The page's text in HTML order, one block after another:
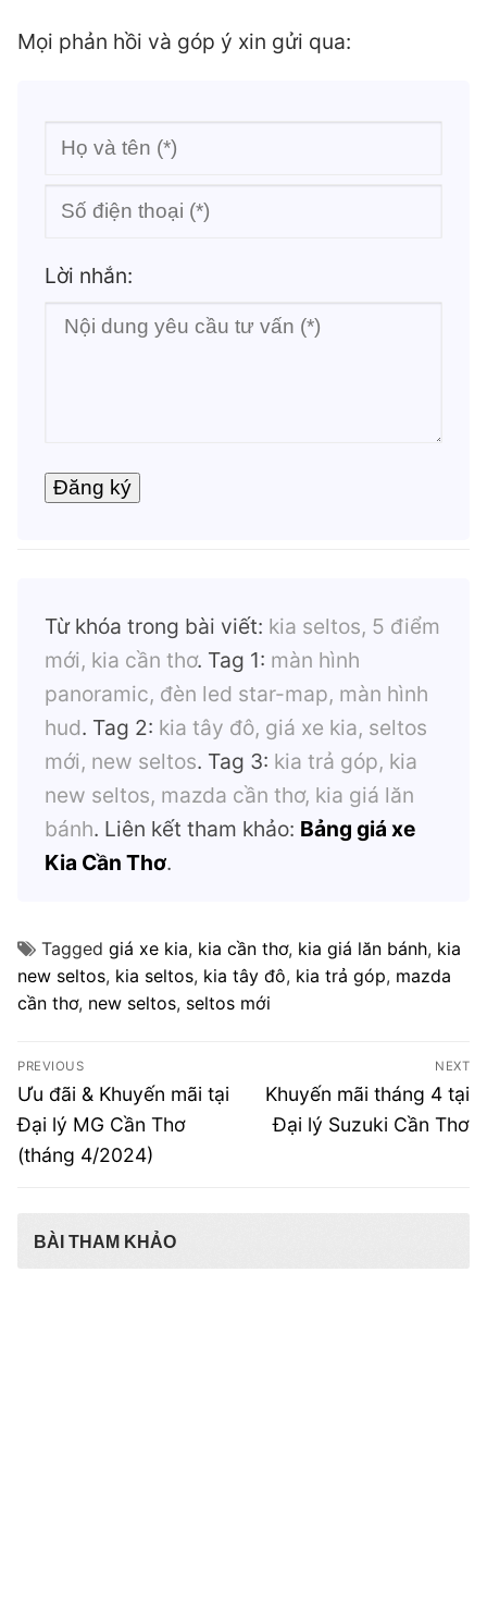
Mọi phản hồi và góp ý xin gửi qua:
Lời nhắn:
Từ khóa trong bài viết: kia seltos, 5 điểm
mới, kia cần thơ. Tag 1: màn hình
panoramic, đèn led star-map, màn hình
hud. Tag 2: kia tây đô, giá xe kia, seltos
mới, new seltos. Tag 3: kia trả góp, kia
new seltos, mazda cần thơ, kia giá lăn
bánh. Liên kết tham khảo: Bảng giá xe
Kia Cần Thơ.
Tagged giá xe kia, kia cần thơ, kia giá lăn bánh, kia
new seltos, kia seltos, kia tây đô, kia trả góp, mazda
cần thơ, new seltos, seltos mới
Điều
hướng
bài
viết
PREVIOUS
Previous
post:
Ưu đãi & Khuyến mãi tại
Đại lý MG Cần Thơ
(tháng 4/2024)
NEXT
Next
post:
Khuyến mãi tháng 4 tại
Đại lý Suzuki Cần Thơ
BÀI THAM KHẢO